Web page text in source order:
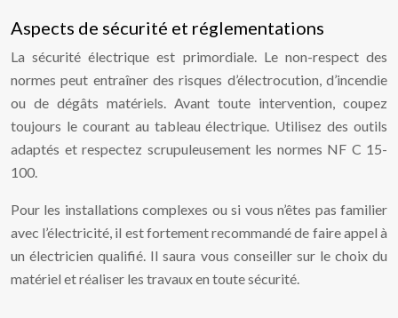
Aspects de sécurité et réglementations
La sécurité électrique est primordiale. Le non-respect des
normes peut entraîner des risques d’électrocution, d’incendie
ou de dégâts matériels. Avant toute intervention, coupez
toujours le courant au tableau électrique. Utilisez des outils
adaptés et respectez scrupuleusement les normes NF C 15-
100.
Pour les installations complexes ou si vous n’êtes pas familier
avec l’électricité, il est fortement recommandé de faire appel à
un électricien qualifié. Il saura vous conseiller sur le choix du
matériel et réaliser les travaux en toute sécurité.